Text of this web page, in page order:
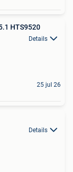
HTS9520
Details
25 jul 26
Details